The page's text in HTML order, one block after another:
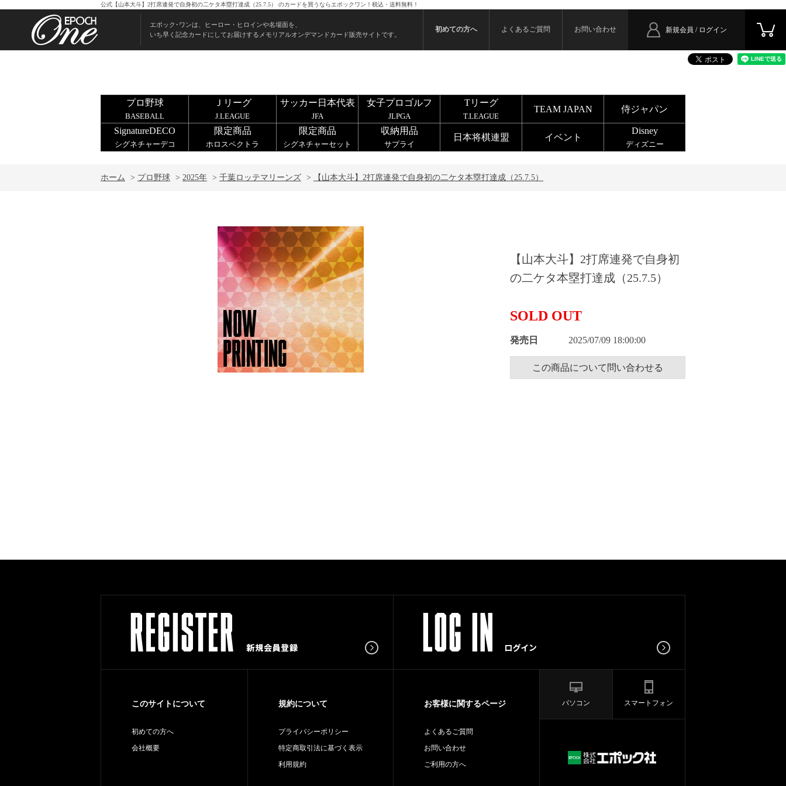
公式【山本大斗】2打席連発で自身初の二ケタ本塁打達成（25.7.5） のカードを買うならエポックワン！税込・送料無料！
エポック･ワンは、ヒーロー・ヒロインや名場面を、
いち早く記念カードにしてお届けするメモリアルオンデマンドカード販売サイトです。
新規会員 / ログイン
初めての方へ よくあるご質問 お問い合わせ
プロ野球
BASEBALL
Ｊリーグ
J.LEAGUE
サッカー日本代表
JFA
女子プロゴルフ
JLPGA
Tリーグ
T.LEAGUE
TEAM JAPAN 侍ジャパン
SignatureDECO
シグネチャーデコ
限定商品
ホロスペクトラ
限定商品
シグネチャーセット
収納用品
サプライ
日本将棋連盟 イベント
Disney
ディズニー
ホーム > プロ野球 > 2025年 > 千葉ロッテマリーンズ > 【山本大斗】2打席連発で自身初の二ケタ本塁打達成（25.7.5）
【山本大斗】2打席連発で自身初
の二ケタ本塁打達成（25.7.5）
SOLD OUT
発売日 2025/07/09 18:00:00
この商品について問い合わせる
このサイトについて
初めての方へ
会社概要
規約について
プライバシーポリシー
特定商取引法に基づく表示
利用規約
お客様に関するページ
よくあるご質問
お問い合わせ
ご利用の方へ
パソコン スマートフォン